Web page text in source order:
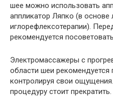
шее можно использовать
аппликатор Ляпко (в основе
иглорефлексотерапии).
рекомендуется
Электромассажеры с
области шеи рекомендуется
контролируя свои
процедуру стоит прекратить.